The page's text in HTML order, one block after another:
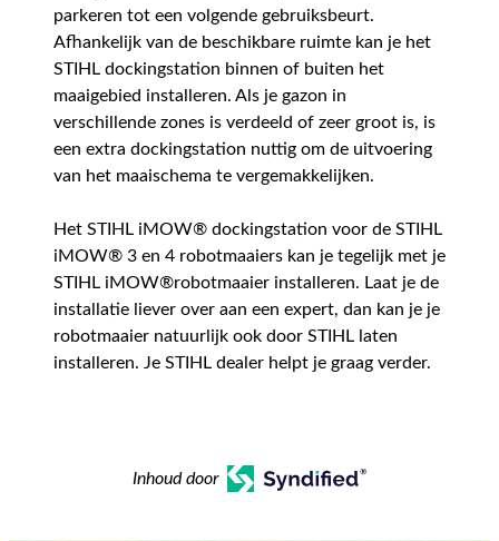
parkeren tot een volgende gebruiksbeurt.
Afhankelijk van de beschikbare ruimte kan je het
STIHL dockingstation binnen of buiten het
maaigebied installeren. Als je gazon in
verschillende zones is verdeeld of zeer groot is, is
een extra dockingstation nuttig om de uitvoering
van het maaischema te vergemakkelijken.
Het STIHL iMOW® dockingstation voor de STIHL
iMOW® 3 en 4 robotmaaiers kan je tegelijk met je
STIHL iMOW®robotmaaier installeren. Laat je de
installatie liever over aan een expert, dan kan je je
robotmaaier natuurlijk ook door STIHL laten
installeren. Je STIHL dealer helpt je graag verder.
Inhoud door